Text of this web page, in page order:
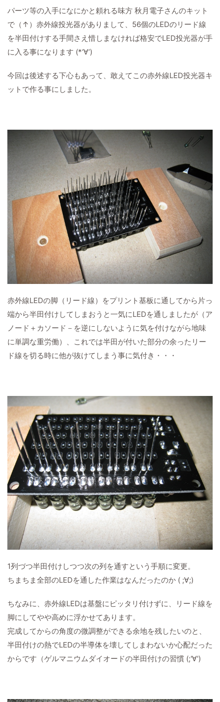
パーツ等の入手になにかと頼れる味方 秋月電子さんのキット
で（↑）赤外線投光器がありまして、56個のLEDのリード線
を半田付けする手間さえ惜しまなければ格安でLED投光器が手
に入る事になります (*‘∀‘)
今回は後述する下心もあって、敢えてこの赤外線LED投光器キ
ットで作る事にしました。
赤外線LEDの脚（リード線）をプリント基板に通してから片っ
端から半田付けしてしまおうと一気にLEDを通しましたが（ア
ノード＋カソード－を逆にしないように気を付けながら地味
に単調な重労働）、これでは半田が付いた部分の余ったリー
ド線を切る時に他が抜けてしまう事に気付き・・・
1列づつ半田付けしつつ次の列を通すという手順に変更。
ちまちま全部のLEDを通した作業はなんだったのか ( ;∀;)
ちなみに、赤外線LEDは基盤にピッタリ付けずに、リード線を
脚にしてやや高めに浮かせてあります。
完成してからの角度の微調整ができる余地を残したいのと、
半田付けの熱でLEDの半導体を壊してしまわないか心配だった
からです（ゲルマニウムダイオードの半田付けの習慣 (;'∀')